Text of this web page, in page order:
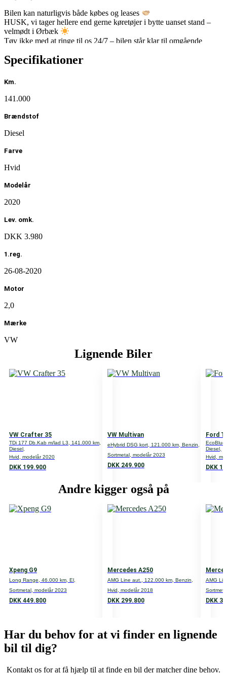
Bilen kan naturligvis både købes og leases
HUSK, vi tager hellere end gerne køretøjer i bytte uanset stand –
velmødt i Ørbæk
Tøv ikke med at ringe til os 24/7 – bilen står klar til omgående
Salgschef Fleet, Mads Vinther Bramm
mads@bilboel.dk
Direktør, Aage Boel
4016 3986
aage@bilboel.dk
Specifikationer
Km.
141.000
Brændstof
Diesel
Farve
Hvid
Modelår
2020
Lev. omk.
DKK 3.980
1.reg.
26-08-2020
Motor
2,0
Mærke
VW
DKK 10.160
2,0
Antal døre
Gear type
HK
177
4
Ventiler
16
Lignende Biler
VW Crafter 35
TDi 177 Db.Kab m/lad L3, 141.000 km,
Diesel,
Hvid, modelår 2020
DKK 199.900
VW Multivan
eHybrid DSG kort, 121.000 km, Benzin,
Sortmetal, modelår 2023
DKK 249.900
Ford
EcoBlue
Diesel,
Hvid,
DKK
Andre kigger også på
Xpeng G9
Long Range, 46.000 km, El,
Sortmetal, modelår 2023
DKK 449.800
Mercedes A250
AMG Line aut., 122.000 km, Benzin,
Hvid, modelår 2018
DKK 299.800
AMG
DKK
Har du behov for at vi finder en lignende
bil til dig?
Kontakt os forat få hjælp til at finde en bil der matcher dine behov.